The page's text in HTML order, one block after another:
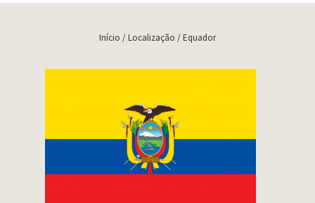
Início / Localização / Equador